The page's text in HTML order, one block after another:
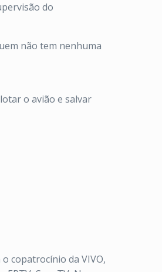
do
não tem nenhuma
o avião e salvar
copatrocínio da VIVO,